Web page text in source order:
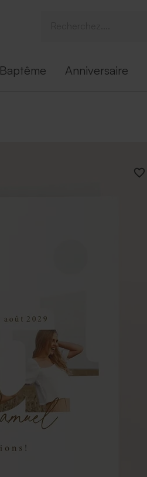
Baptême Anniversaire